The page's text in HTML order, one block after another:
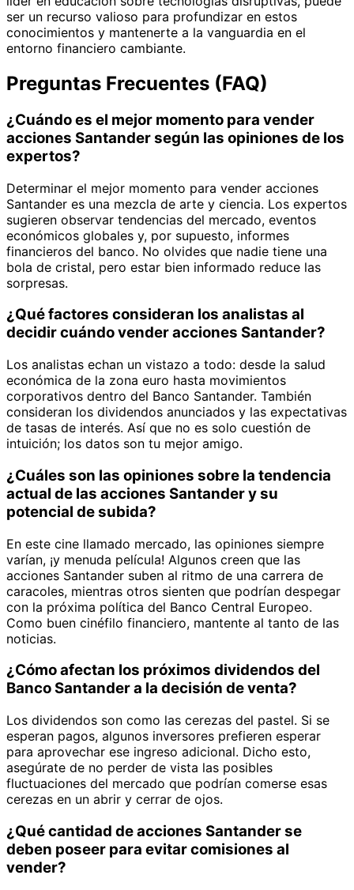
ser un recurso valioso para profundizar en estos
conocimientos y mantenerte a la vanguardia en el
entorno financiero cambiante.
Preguntas Frecuentes (FAQ)
¿Cuándo es el mejor momento para vender
acciones Santander según las opiniones de los
expertos?
Determinar el mejor momento para vender acciones
Santander es una mezcla de arte y ciencia. Los expertos
sugieren observar tendencias del mercado, eventos
económicos globales y, por supuesto, informes
financieros del banco. No olvides que nadie tiene una
bola de cristal, pero estar bien informado reduce las
sorpresas.
¿Qué factores consideran los analistas al
decidir cuándo vender acciones Santander?
Los analistas echan un vistazo a todo: desde la salud
económica de la zona euro hasta movimientos
corporativos dentro del Banco Santander. También
consideran los dividendos anunciados y las expectativas
de tasas de interés. Así que no es solo cuestión de
intuición; los datos son tu mejor amigo.
¿Cuáles son las opiniones sobre la tendencia
actual de las acciones Santander y su
potencial de subida?
En este cine llamado mercado, las opiniones siempre
varían, ¡y menuda película! Algunos creen que las
acciones Santander suben al ritmo de una carrera de
caracoles, mientras otros sienten que podrían despegar
con la próxima política del Banco Central Europeo.
Como buen cinéfilo financiero, mantente al tanto de las
noticias.
¿Cómo afectan los próximos dividendos del
Banco Santander a la decisión de venta?
Los dividendos son como las cerezas del pastel. Si se
esperan pagos, algunos inversores prefieren esperar
para aprovechar ese ingreso adicional. Dicho esto,
asegúrate de no perder de vista las posibles
fluctuaciones del mercado que podrían comerse esas
cerezas en un abrir y cerrar de ojos.
¿Qué cantidad de acciones Santander se
deben poseer para evitar comisiones al
vender?